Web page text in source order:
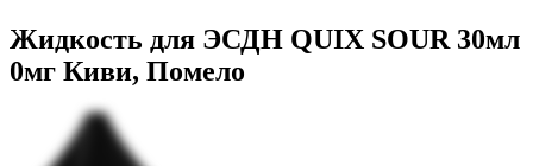
Жидкость для ЭСДН QUIX SOUR 30мл
0мг Киви, Помело